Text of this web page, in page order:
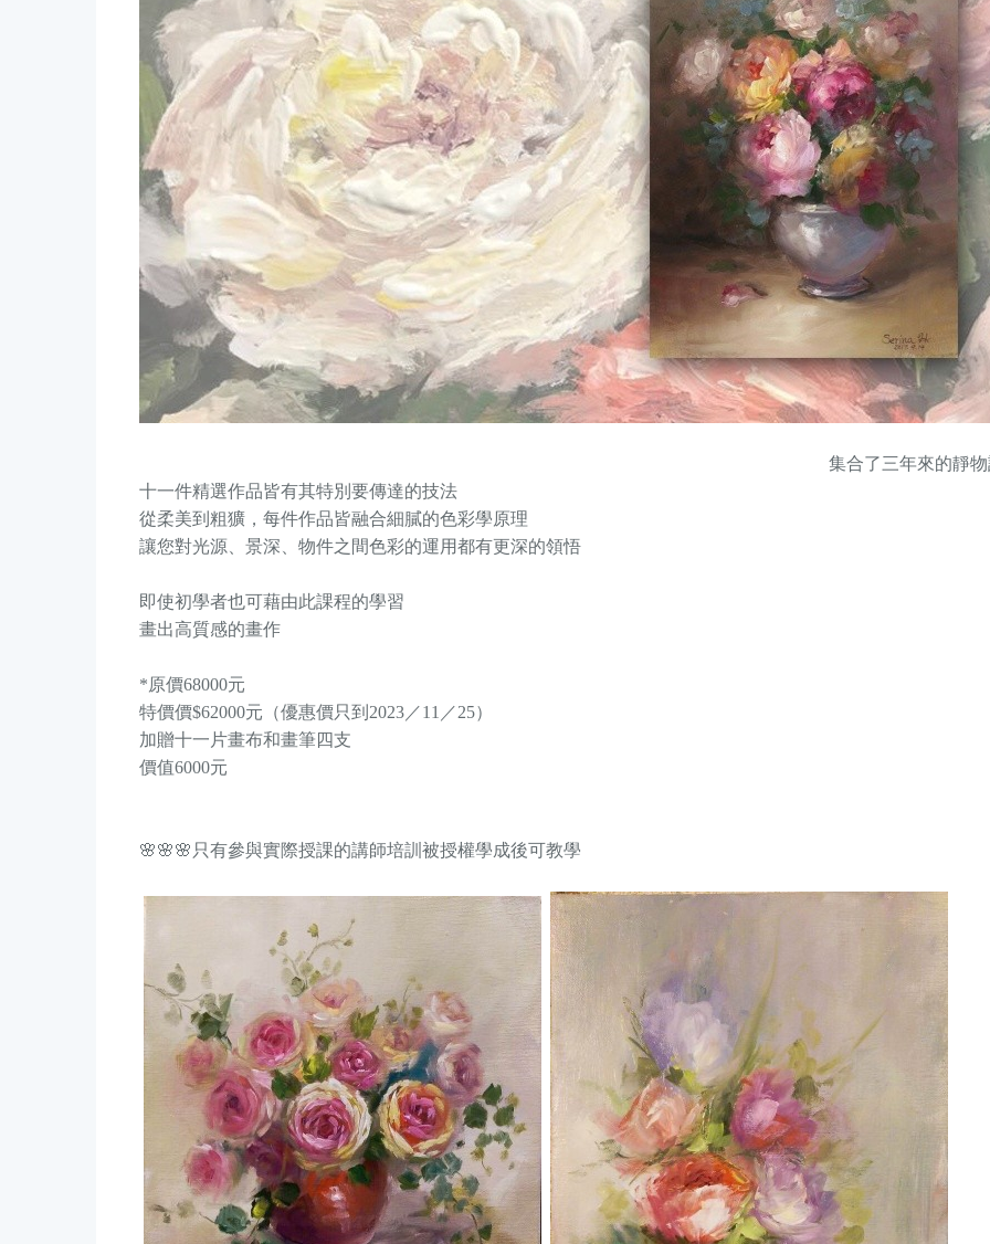
集合了三年來的靜
十一件精選作品皆有其特別要傳達的技法
從柔美到粗獷，每件作品皆融合細膩的色彩學原理
讓您對光源、景深、物件之間色彩的運用都有更深的領悟
即使初學者也可藉由此課程的學習
畫出高質感的畫作
*原價68000元
特價價$62000元（優惠價只到2023／11／25）
加贈十一片畫布和畫筆四支
價值6000元
🌸🌸🌸只有參與實際授課的講師培訓被授權學成後可教學